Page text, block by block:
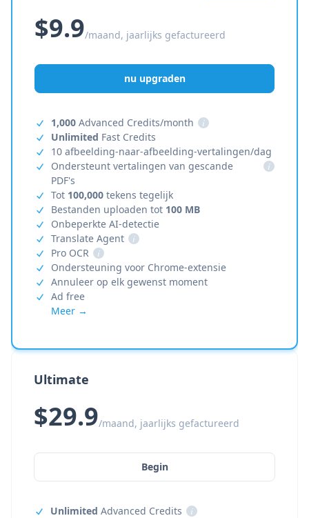
$9.9/maand, jaarlijks gefactureerd
nu upgraden
1,000 Advanced Credits/month
i
Unlimited Fast Credits
10 afbeelding-naar-afbeelding-vertalingen/dag
Ondersteunt vertalingen van gescande
PDF's
i
Tot 100,000 tekens tegelijk
Bestanden uploaden tot 100 MB
Onbeperkte AI-detectie
Translate Agent
i
Pro OCR
i
Ondersteuning voor Chrome-extensie
Annuleer op elk gewenst moment
Ad free
Meer →
Ultimate
$29.9/maand, jaarlijks gefactureerd
Begin
Unlimited Advanced Credits
i